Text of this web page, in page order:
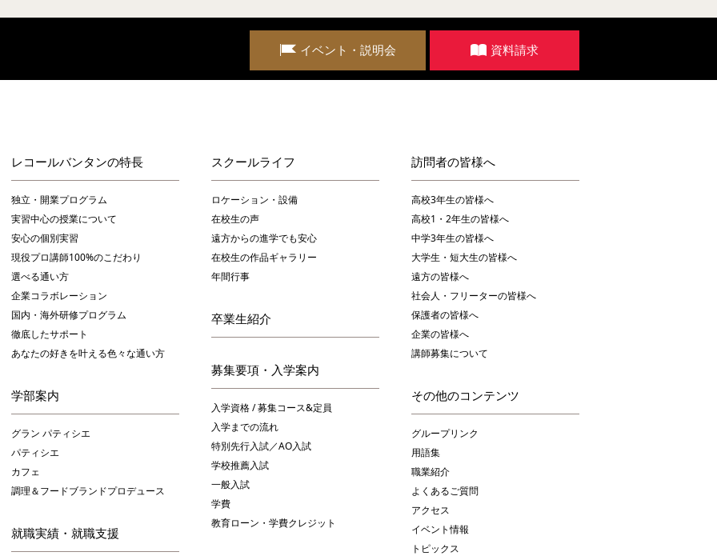
イベント・説明会 資料請求
レコールバンタンの特長
独立・開業プログラム
実習中心の授業について
安心の個別実習
現役プロ講師100%のこだわり
選べる通い方
企業コラボレーション
国内・海外研修プログラム
徹底したサポート
あなたの好きを叶える⾊々な通い⽅
学部案内
グラン パティシエ
パティシエ
カフェ
調理＆フードブランドプロデュース
就職実績・就職支援
スクールライフ
ロケーション・設備
在校生の声
遠方からの進学でも安心
在校生の作品ギャラリー
年間行事
卒業生紹介
募集要項・入学案内
入学資格 / 募集コース&定員
入学までの流れ
特別先行入試／AO入試
学校推薦入試
一般入試
学費
教育ローン・学費クレジット
訪問者の皆様へ
高校3年生の皆様へ
高校1・2年生の皆様へ
中学3年生の皆様へ
大学生・短大生の皆様へ
遠方の皆様へ
社会人・フリーターの皆様へ
保護者の皆様へ
企業の皆様へ
講師募集について
その他のコンテンツ
グループリンク
用語集
職業紹介
よくあるご質問
アクセス
イベント情報
トピックス